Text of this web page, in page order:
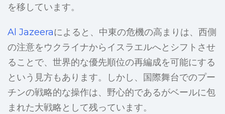
を移しています。
Al Jazeeraによると、中東の危機の高まりは、西側
の注意をウクライナからイスラエルへとシフトさせ
ることで、世界的な優先順位の再編成を可能にする
という見方もあります。しかし、国際舞台でのプー
チンの戦略的な操作は、野心的であるがベールに包
まれた大戦略として残っています。